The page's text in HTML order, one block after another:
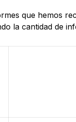
que hemos
la cantidad de